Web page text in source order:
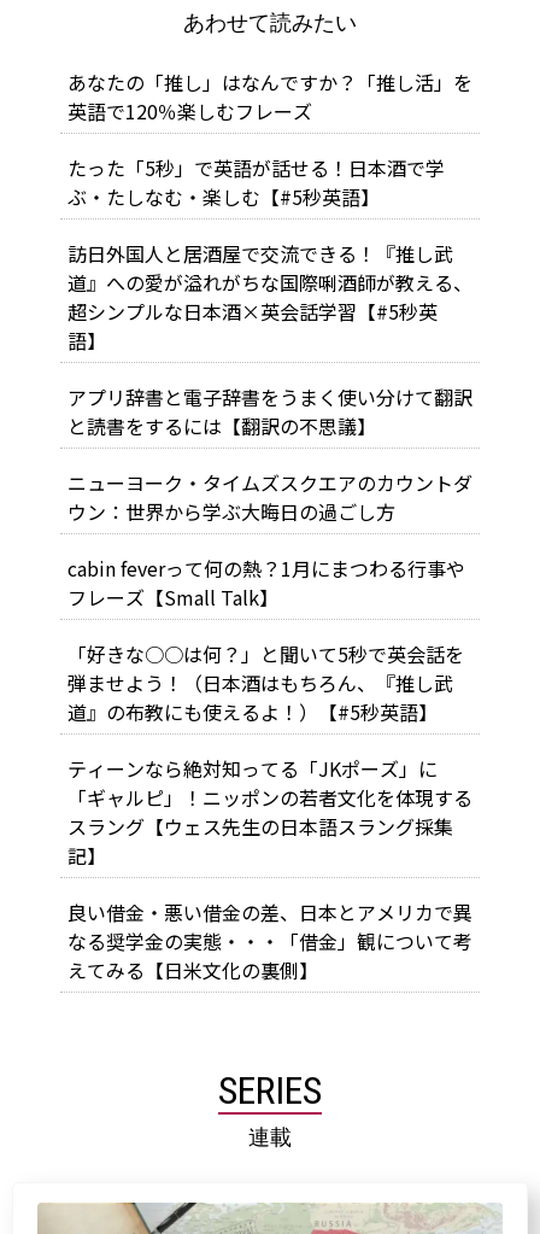
あわせて読みたい
あなたの「推し」はなんですか？「推し活」を
英語で120％楽しむフレーズ
たった「5秒」で英語が話せる！日本酒で学
ぶ・たしなむ・楽しむ【#5秒英語】
訪日外国人と居酒屋で交流できる！『推し武
道』への愛が溢れがちな国際唎酒師が教える、
超シンプルな日本酒×英会話学習【#5秒英
語】
アプリ辞書と電子辞書をうまく使い分けて翻訳
と読書をするには【翻訳の不思議】
ニューヨーク・タイムズスクエアのカウントダ
ウン：世界から学ぶ大晦日の過ごし方
cabin feverって何の熱？1月にまつわる行事や
フレーズ【Small Talk】
「好きな○○は何？」と聞いて5秒で英会話を
弾ませよう！（日本酒はもちろん、『推し武
道』の布教にも使えるよ！）【#5秒英語】
ティーンなら絶対知ってる「JKポーズ」に
「ギャルピ」！ニッポンの若者文化を体現する
スラング【ウェス先生の日本語スラング採集
記】
良い借金・悪い借金の差、日本とアメリカで異
なる奨学金の実態・・・「借金」観について考
えてみる【日米文化の裏側】
SERIES
連載